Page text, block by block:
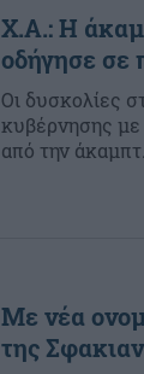
Χ.Α.: Η
οδήγησε σε
Οι δυσκολίες
κυβέρνησης
από την
Με νέα
της